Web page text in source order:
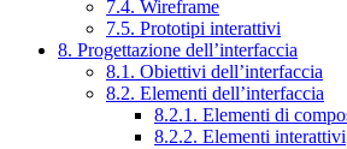
7.4. Wireframe
7.5. Prototipi interattivi
8. Progettazione dell’interfaccia
8.1. Obiettivi dell’interfaccia
8.2. Elementi dell’interfaccia
8.2.1. Elementi di
8.2.2. Elementi interattivi